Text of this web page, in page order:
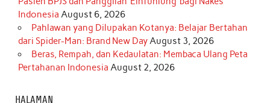
Indonesia August 6, 2026
Pahlawan yang Dilupakan Kotanya: Belajar Bertahan
dari Spider-Man: Brand New DayAugust 3, 2026
Beras, Rempah, dan Kedaulatan: Membaca Ulang Peta
Pertahanan Indonesia August 2, 2026
HALAMAN